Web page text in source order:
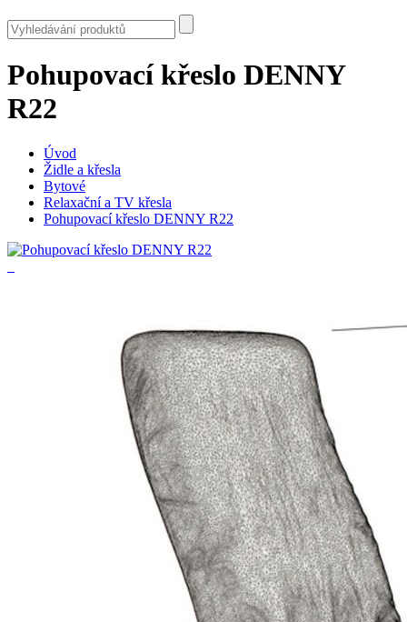
Pohupovací křeslo DENNY
R22
Úvod
Židle a křesla
Bytové
Relaxační a TV křesla
Pohupovací křeslo DENNY R22